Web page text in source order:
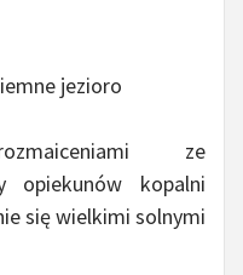
jezioro
ze
opiekunów kopalni
się wielkimi solnymi